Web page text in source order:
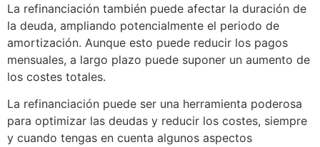
La refinanciación también puede afectar la duración de
la deuda, ampliando potencialmente el periodo de
amortización. Aunque esto puede reducir los pagos
mensuales, a largo plazo puede suponer un aumento de
los costes totales.
La refinanciación puede ser una herramienta poderosa
para optimizar las deudas y reducir los costes, siempre
y cuando tengas en cuenta algunos aspectos